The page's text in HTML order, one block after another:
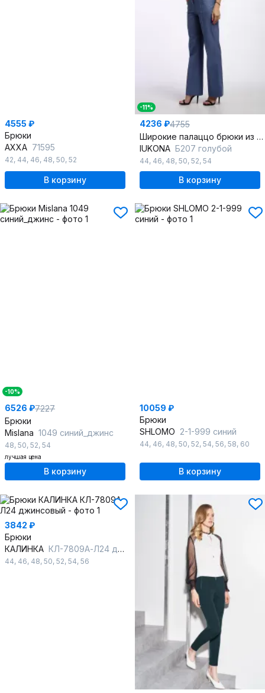
4555 ₽
Брюки
AXXA 71595
42, 44, 46, 48, 50, 52
В корзину
-11%
4236 ₽4755
Широкие палаццо брюки из хлопка для повседневной носки
IUKONA Б207 голубой
44, 46, 48, 50, 52, 54
В корзину
-10%
6526 ₽7227
Брюки
Mislana 1049 синий_джинс
48, 50, 52, 54
лучшая цена
В корзину
10059 ₽
Брюки
SHLOMO 2-1-999 синий
44, 46, 48, 50, 52, 54, 56, 58, 60
В корзину
3842 ₽
Брюки
КАЛИНКА КЛ-7809А-Л24 джинсовый
44, 46, 48, 50, 52, 54, 56